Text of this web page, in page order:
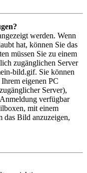
werden. Wenn
hat, können Sie das
müssen Sie zu einem
zugänglichen Server
bild.gif. Sie können
eigenen PC
Server),
verfügbar
mit einem
das Bild anzuzeigen,